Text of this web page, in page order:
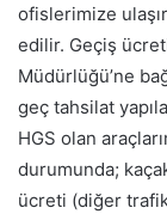
ofislerimize
edilir. Geçiş
Müdürlüğü’ne
geç tahsilat
HGS olan
durumunda;
ücreti (diğer